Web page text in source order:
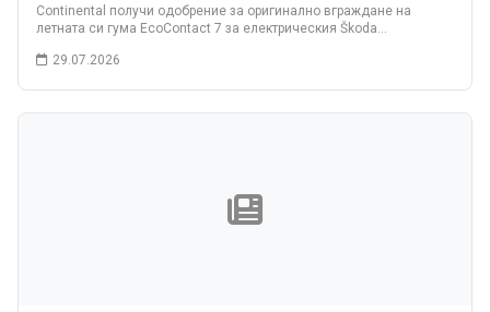
Continental получи одобрение за оригинално вграждане на
летната си гума EcoContact 7 за електрическия Škoda…
29.07.2026